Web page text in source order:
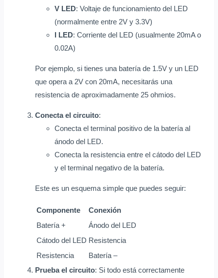
V LED: Voltaje de funcionamiento del LED
(normalmente entre 2V y 3.3V)
I LED: Corriente del LED (usualmente 20mA o
0.02A)
Por ejemplo, si tienes una batería de 1.5V y un LED
que opera a 2V con 20mA, necesitarás una
resistencia de aproximadamente 25 ohmios.
Conecta el circuito:
Conecta el terminal positivo de la batería al
ánodo del LED.
Conecta la resistencia entre el cátodo del LED
y el terminal negativo de la batería.
Este es un esquema simple que puedes seguir:
Componente
Conexión
Batería +
Ánodo del LED
Cátodo del LED Resistencia
Resistencia
Batería –
Prueba el circuito: Si todo está correctamente